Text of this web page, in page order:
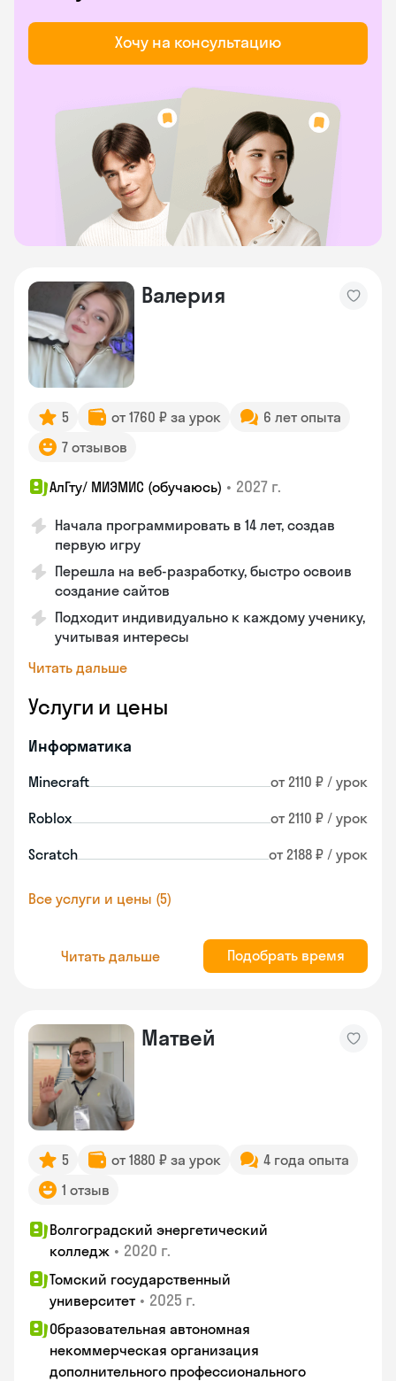
Хочу на консультацию
Валерия
5 от 1760 ₽ за урок
6 лет опыта
7 отзывов
АлГту/ МИЭМИС (обучаюсь) • 2027 г.
Начала программировать в 14 лет, создав
первую игру
Перешла на веб-разработку, быстро освоив
создание сайтов
Подходит индивидуально к каждому ученику,
учитывая интересы
Читать дальше
Услуги и цены
Информатика
Minecraft от 2110 ₽ / урок
Roblox от 2110 ₽ / урок
Scratch от 2188 ₽ / урок
Все услуги и цены (5)
Читать дальше Подобрать время
Матвей
5 от 1880 ₽ за урок
4 года опыта
1 отзыв
Волгоградский энергетический
колледж • 2020 г.
Томский государственный
университет • 2025 г.
Образовательная автономная
некоммерческая организация
дополнительного профессионального